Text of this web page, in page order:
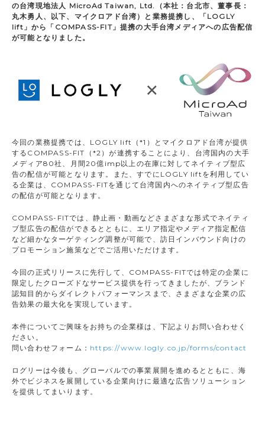
お問い合わせ
の台湾現地法人 MicroAd Taiwan, Ltd.（本社：台北市、董事長：
丸木勇人、以下、マイクロアド台湾）と業務提携し、「LOGLY
lift」から「COMPASS-FIT」提携の大手台湾メディアへの広告配信
が可能となりました。
今回の業務提携では、LOGLY lift（*1）とマイクロアド台湾が提供
するCOMPASS-FIT（*2）が連携することにより、台湾国内の大手
メディア80社、月間20億imp以上の在庫に対してネイティブ型広
告の配信が可能となります。また、すでにLOGLY liftを利用してい
る企業は、COMPASS-FITを通じて台湾国内へのネイティブ型広告
の配信が可能となります。
COMPASS-FITでは、静止画・動画などさまざまな形式でネイティ
ブ型広告の配信ができるとともに、エリア指定やメディア指定配信
など細かなターゲティング調整が可能で、訪日インバウンド向けの
プロモーション施策などでご活用いただけます。
今回の正式リリースに先行して、COMPASS-FITでは特定の企業に
限定したクローズドなサービス提供を行ってきましたが、ブランド
認知目的からダイレクトパフォーマンスまで、さまざまな企業の広
告効果の最大化を実現しています。
本件についてご興味をお持ちの企業様は、下記よりお問い合わせく
ださい。
問い合わせフォーム： https://www.logly.co.jp/forms/contact
ログリーは今後も、グローバルでの事業展開を進めるとともに、海
外でビジネスを展開している企業向けに最適な広告ソリューション
を提供してまいります。